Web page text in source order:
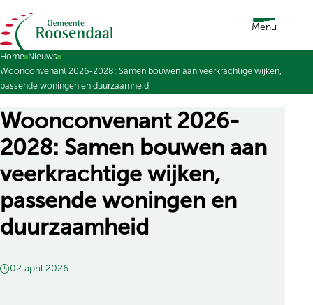
Ga naar de inhoud Menu
Home Nieuws
Woonconvenant 2026-2028: Samen bouwen aan veerkrachtige wijken,
passende woningen en duurzaamheid
Woonconvenant 2026-
2028: Samen bouwen aan
veerkrachtige wijken,
passende woningen en
duurzaamheid
02 april 2026